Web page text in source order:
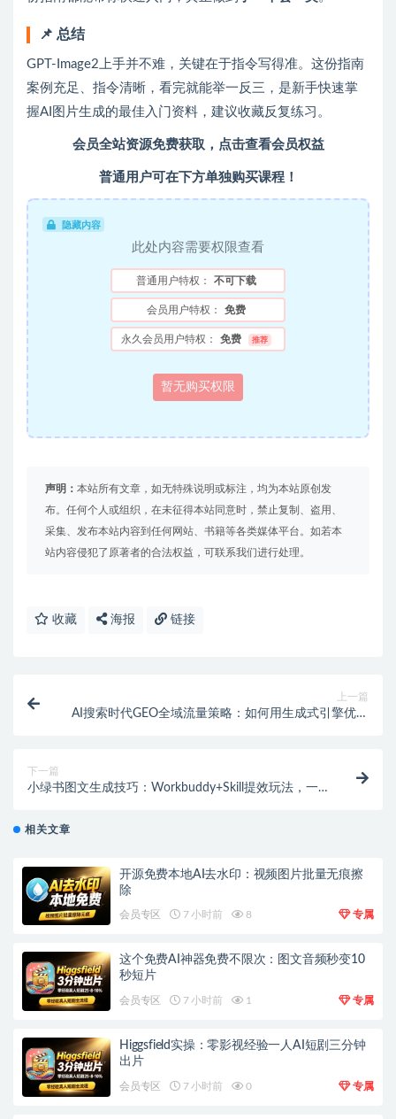
📌 总结
GPT-Image2上手并不难，关键在于指令写得准。这份指南
案例充足、指令清晰，看完就能举一反三，是新手快速掌
握AI图片生成的最佳入门资料，建议收藏反复练习。
会员全站资源免费获取， 点击查看会员权益
普通用户可在下方单独购买课程！
隐藏内容
此处内容需要权限查看
普通用户特权： 不可下载
会员用户特权： 免费
永久会员用户特权： 免费 推荐
暂无购买权限
声明： 本站所有文章，如无特殊说明或标注，均为本站原创发
布。任何个人或组织，在未征得本站同意时，禁止复制、盗用、
采集、发布本站内容到任何网站、书籍等各类媒体平台。如若本
站内容侵犯了原著者的合法权益，可联系我们进行处理。
收藏 海报 链接
上一篇
AI搜索时代GEO全域流量策略：如何用生成式引擎优化
下一篇
小绿书图文生成技巧：Workbuddy+Skill提效玩法，一
相关文章
开源免费本地AI去水印：视频图片批量无痕擦
除
会员专区 7 小时前 8 专属
这个免费AI神器免费不限次：图文音频秒变10
秒短片
会员专区 7 小时前 1 专属
Higgsfield实操：零影视经验一人AI短剧三分钟
出片
会员专区 7 小时前 0 专属